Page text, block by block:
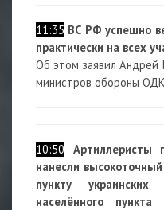
11:35 ВС РФ успешно
практически на всех
Об этом заявил Андрей
министров обороны
10:50
Артиллеристы
нанесли
пункту
населённого